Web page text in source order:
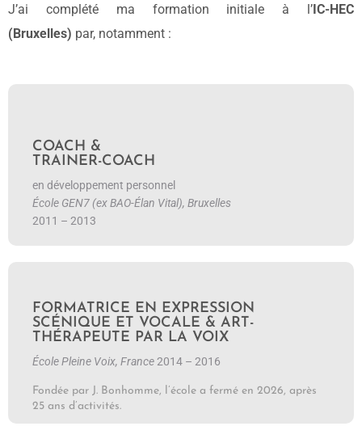
J’ai complété ma formation initiale à l’IC-HEC
(Bruxelles) par, notamment :
COACH &
TRAINER-COACH
en développement personnel
École GEN7 (ex BAO-Élan Vital), Bruxelles
2011 – 2013
FORMATRICE EN EXPRESSION
SCÉNIQUE ET VOCALE & ART-
THÉRAPEUTE PAR LA VOIX
École Pleine Voix, France2014 – 2016
Fondée par J. Bonhomme, l’école a fermé en 2026, après
25 ans d’activités.